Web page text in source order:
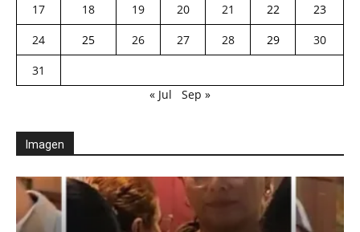
17
18 19 20 21 22
23
24
25 26 27 28 29
30
31
« Jul
Sep »
Imagen